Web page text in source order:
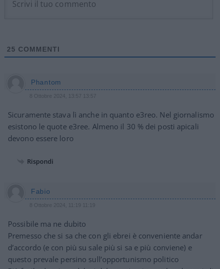
25 COMMENTI
Phantom
8 Ottobre 2024, 13:57 13:57
Sicuramente stava lì anche in quanto e3reo. Nel giornalismo
esistono le quote e3ree. Almeno il 30 % dei posti apicali
devono essere loro
Rispondi
Fabio
8 Ottobre 2024, 11:19 11:19
Possibile ma ne dubito
Premesso che si sa che con gli ebrei è conveniente andar
d’accordo (e con più su sale più si sa e più conviene) e
questo prevale persino sull’opportunismo politico